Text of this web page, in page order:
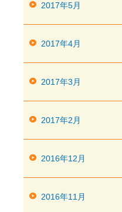
2017年5月
2017年4月
2017年3月
2017年2月
2016年12月
2016年11月